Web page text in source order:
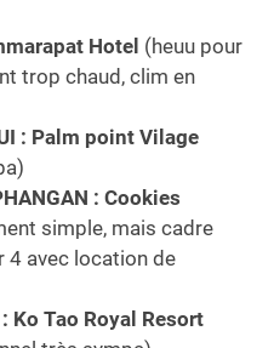
Hotel (heuu pour
trop chaud, clim en
: Palm point Vilage
: Cookies
simple, mais cadre
4 avec location de
: Ko Tao Royal Resort